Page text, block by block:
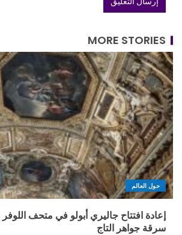
MORE STORIES
حول العالم
إعادة افتتاح جاليري أبولو في متحف
سرقة جواهر التاج